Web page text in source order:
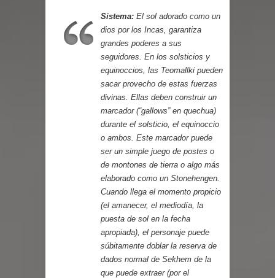
Sistema: El sol adorado como un
dios por los Incas, garantiza
grandes poderes a sus
seguidores. En los solsticios y
equinoccios, las Teomallki pueden
sacar provecho de estas fuerzas
divinas. Ellas deben construir un
marcador (“gallows” en quechua)
durante el solsticio, el equinoccio
o ambos. Este marcador puede
ser un simple juego de postes o
de montones de tierra o algo más
elaborado como un Stonehengen.
Cuando llega el momento propicio
(el amanecer, el mediodía, la
puesta de sol en la fecha
apropiada), el personaje puede
súbitamente doblar la reserva de
dados normal de Sekhem de la
que puede extraer (por el